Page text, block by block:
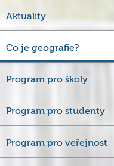
Aktuality
Co je geografie?
Program pro školy
Program pro studenty
Program pro veřejnost